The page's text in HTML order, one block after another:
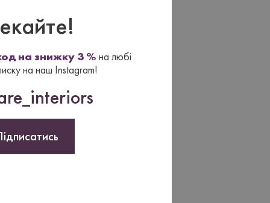
на знижку 3 % на любі
на наш Instagram!